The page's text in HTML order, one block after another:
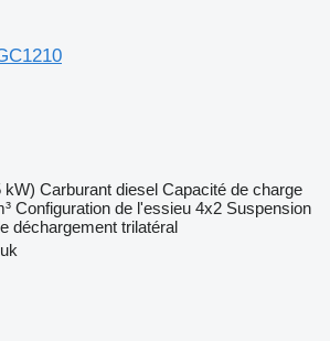
kW) Carburant diesel Capacité de charge
Configuration de l'essieu 4x2 Suspension
déchargement trilatéral